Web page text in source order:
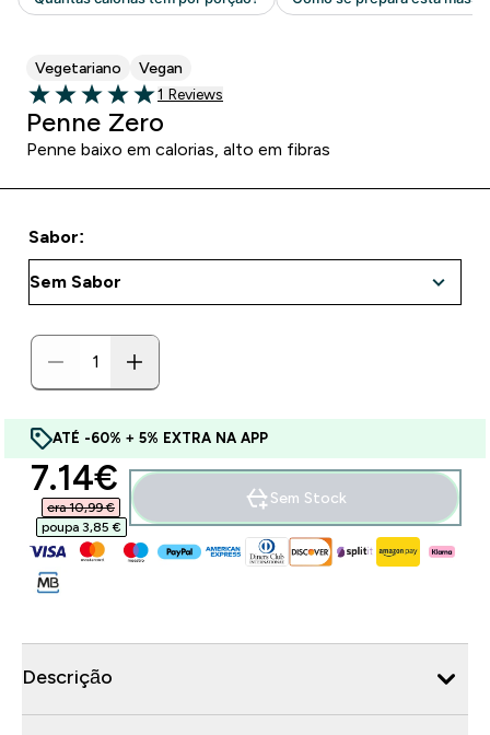
Vegetariano Vegan
5 out of 5 stars
1 customer reviews
1 Reviews
Penne Zero
Penne baixo em calorias, alto em fibras
Sabor:
ATÉ -60% + 5% EXTRA NA APP
discounted price
7.14€‎
era 10,99 €‎
poupa 3,85 €‎
Sem Stock
Descrição